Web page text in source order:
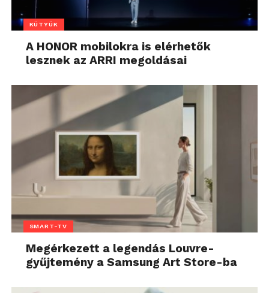
KÜTYÜK
A HONOR mobilokra is elérhetők
lesznek az ARRI megoldásai
SMART-TV
Megérkezett a legendás Louvre-
gyűjtemény a Samsung Art Store-ba